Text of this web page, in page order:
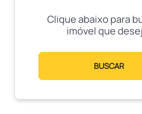
Clique abaixo para
imóvel que
BUSCAR